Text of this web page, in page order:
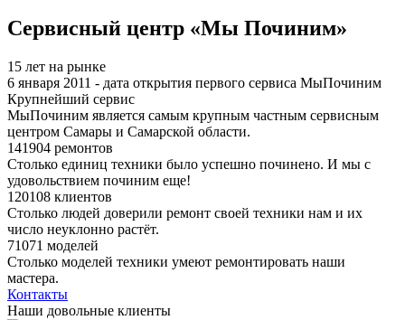
Сервисный центр «Мы Починим»
15 лет на рынке
6 января 2011 - дата открытия первого сервиса МыПочиним
Крупнейший сервис
МыПочиним является самым крупным частным сервисным
центром Самары и Самарской области.
141904 ремонтов
Столько единиц техники было успешно починено. И мы с
удовольствием починим еще!
120108 клиентов
Столько людей доверили ремонт своей техники нам и их
число неуклонно растёт.
71071 моделей
Столько моделей техники умеют ремонтировать наши
мастера.
Контакты
Наши довольные клиенты